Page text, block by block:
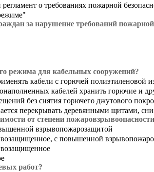
о требованиях пожарной
за нарушение требований пожарной
режима для кабельных сооружений?
кабели с горючей полиэтиленовой
кабелей хранить горючие и
без снятия горючего джутового
перекрывать деревянными щитами,
от степени
взрывопожарозащитой
с повышенной
работ?